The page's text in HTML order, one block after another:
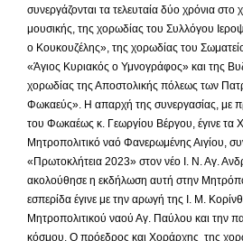
συνεργάζονται τα τελευταία δύο χρόνια στο
μουσικής, της χορωδίας του Συλλόγου
ο Κουκουζέλης», της χορωδίας του
«Άγιος Κυριακός ο Υμνογράφος» και της
χορωδίας της Αποστολικής πόλεως των
Φωκαεύς». Η απαρχή της συνεργασίας, με
του Φωκαέως κ. Γεωργίου Βέργου, έγινε τα
Μητροπολιτικό ναό Φανερωμένης Αιγίου,
«Πρωτοκλήτεια 2023» στον νέο Ι. Ν. Αγ.
ακολούθησε η εκδήλωση αυτή στην
εσπερίδα έγινε με την αρωγή της Ι. Μ.
Μητροπολιτικού ναού Αγ. Παύλου και την
κόσμου. Ο πρόεδρος και Χοράρχης της